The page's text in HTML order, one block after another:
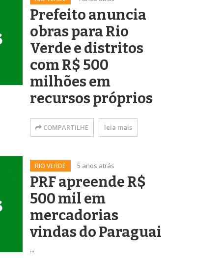
Prefeito anuncia
obras para Rio
Verde e distritos
com R$ 500
milhões em
recursos próprios
COMPARTILHE leia mais
RIO VERDE 5 anos atrás
PRF apreende R$
500 mil em
mercadorias
vindas do Paraguai
...